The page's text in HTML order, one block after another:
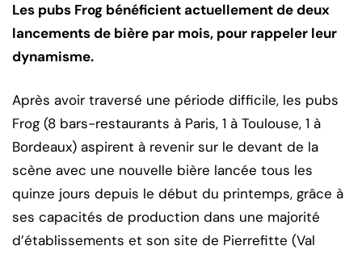
Les pubs Frog bénéficient actuellement de deux
lancements de bière par mois, pour rappeler leur
dynamisme.
Après avoir traversé une période difficile, les pubs
Frog (8 bars-restaurants à Paris, 1 à Toulouse, 1 à
Bordeaux) aspirent à revenir sur le devant de la
scène avec une nouvelle bière lancée tous les
quinze jours depuis le début du printemps, grâce à
ses capacités de production dans une majorité
d’établissements et son site de Pierrefitte (Val